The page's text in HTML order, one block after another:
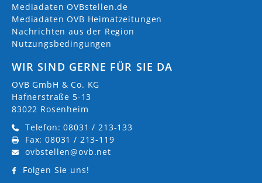
Mediadaten OVBstellen.de
Mediadaten OVB Heimatzeitungen
Nachrichten aus der Region
Nutzungsbedingungen
WIR SIND GERNE FÜR SIE DA
OVB GmbH & Co. KG
Hafnerstraße 5-13
83022 Rosenheim
Telefon: 08031 / 213-133
Fax: 08031 / 213-119
ovbstellen@ovb.net
Folgen Sie uns!